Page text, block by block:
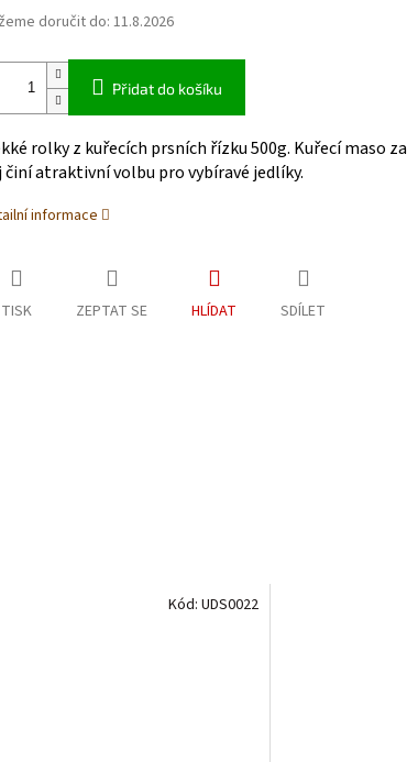
doručit do:11.8.2026
Přidat do košíku
rolky z kuřecích prsních řízku 500g. Kuřecí maso za
činí atraktivní volbu pro vybíravé jedlíky.
informace
TISK ZEPTAT SE HLÍDAT SDÍLET
Kód: UDS0022